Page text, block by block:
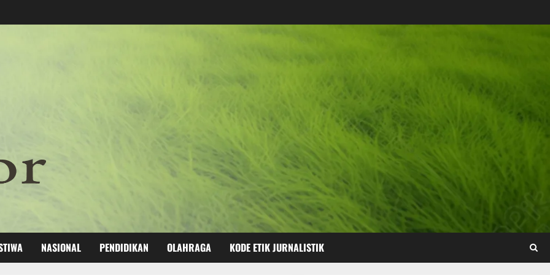
NASIONAL PENDIDIKAN OLAHRAGA KODE ETIK JURNALISTIK